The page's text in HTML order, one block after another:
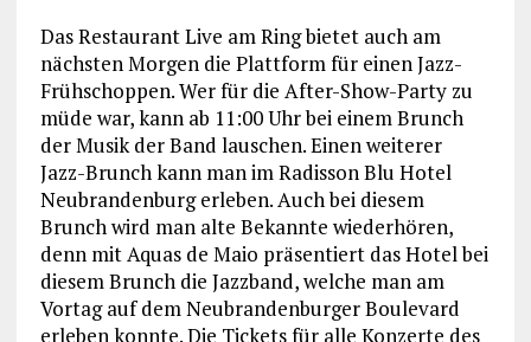
Das Restaurant Live am Ring bietet auch am
nächsten Morgen die Plattform für einen Jazz-
Frühschoppen. Wer für die After-Show-Party zu
müde war, kann ab 11:00 Uhr bei einem Brunch
der Musik der Band lauschen. Einen weiterer
Jazz-Brunch kann man im Radisson Blu Hotel
Neubrandenburg erleben. Auch bei diesem
Brunch wird man alte Bekannte wiederhören,
denn mit Aquas de Maio präsentiert das Hotel bei
diesem Brunch die Jazzband, welche man am
Vortag auf dem Neubrandenburger Boulevard
erleben konnte. Die Tickets für alle Konzerte des